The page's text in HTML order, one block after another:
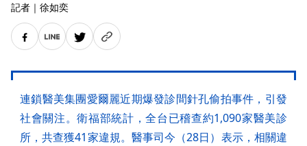
記者 ｜ 徐如奕
連鎖醫美集團愛爾麗近期爆發診間針孔偷拍事件，引發
社會關注。衛福部統計，全台已稽查約1,090家醫美診
所，共查獲41家違規。醫事司今（28日）表示，相關違